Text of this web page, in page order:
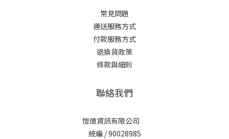
常見問題
運送服務方式
付款服務方式
退換貨政策
條款與細則
聯絡我們
愷億資訊有限公司
統編 / 90028985